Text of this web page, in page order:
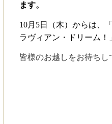
ます。
10月5日（木）からは、
ラヴィアン・ドリーム！
皆様のお越しをお待ちし